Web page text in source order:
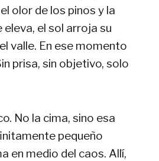
olor de los pinos y la
eleva, el sol arroja su
valle. En ese momento
prisa, sin objetivo, solo
No la cima, sino esa
pequeño
en medio del caos. Allí,